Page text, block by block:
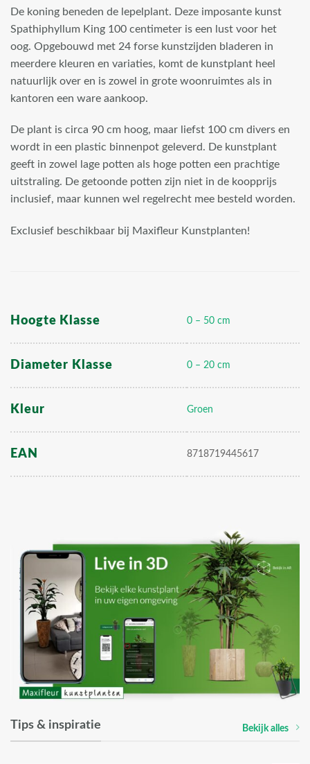
De koning beneden de lepelplant. Deze imposante kunst
Spathiphyllum King 100 centimeter is een lust voor het
oog. Opgebouwd met 24 forse kunstzijden bladeren in
meerdere kleuren en variaties, komt de kunstplant heel
natuurlijk over en is zowel in grote woonruimtes als in
kantoren een ware aankoop.
De plant is circa 90 cm hoog, maar liefst 100 cm divers en
wordt in een plastic binnenpot geleverd. De kunstplant
geeft in zowel lage potten als hoge potten een prachtige
uitstraling. De getoonde potten zijn niet in de koopprijs
inclusief, maar kunnen wel regelrecht mee besteld worden.
Exclusief beschikbaar bij Maxifleur Kunstplanten!
Hoogte Klasse 0 – 50 cm
Diameter Klasse 0 – 20 cm
Kleur Groen
EAN 8718719445617
Tips & inspiratie Bekijk alles